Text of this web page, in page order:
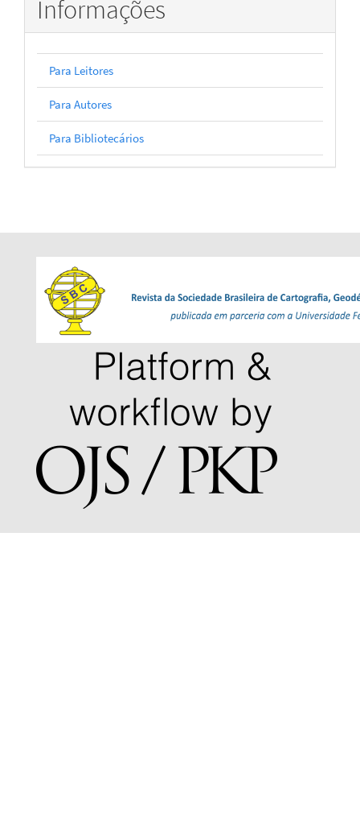
Informações
Para Leitores
Para Autores
Para Bibliotecários